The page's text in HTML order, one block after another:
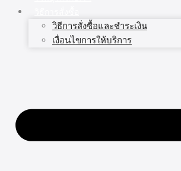
วิธีการสั่งซื้อและชำระเงิน
เงื่อนไขการให้บริการ